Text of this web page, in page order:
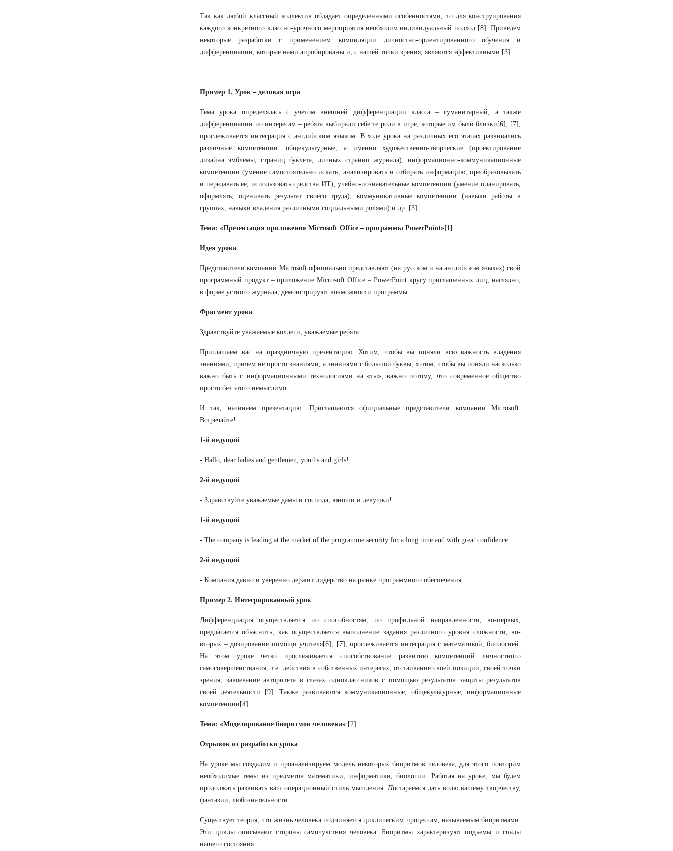
Так как любой классный коллектив обладает определенными особенностями, то для конструирования
каждого конкретного классно-урочного мероприятия необходим индивидуальный подход [8]. Приведем
некоторые разработки с применением компиляции личностно-ориентированного обучения и
дифференциации, которые нами апробированы и, с нашей точки зрения, являются эффективными [3].
Пример 1. Урок – деловая игра
Тема урока определялась с учетом внешней дифференциации класса – гуманитарный, а также
дифференциации по интересам – ребята выбирали себе те роли в игре, которые им были близки[6]; [7],
прослеживается интеграция с английским языком. В ходе урока на различных его этапах развивались
различные компетенции: общекультурные, а именно художественно-творческие (проектирование
дизайна эмблемы, страниц буклета, личных страниц журнала); информационно-коммуникационные
компетенции (умение самостоятельно искать, анализировать и отбирать информацию, преобразовывать
и передавать ее, использовать средства ИТ); учебно-познавательные компетенции (умение планировать,
оформлять, оценивать результат своего труда); коммуникативные компетенции (навыки работы в
группах, навыки владения различными социальными ролями) и др. [3]
Тема: «Презентация приложения Microsoft Office – программы PowerPoint»[1]
Идея урока
Представители компании Microsoft официально представляют (на русском и на английском языках) свой
программный продукт – приложение Microsoft Office – PowerPoint кругу приглашенных лиц, наглядно,
в форме устного журнала, демонстрируют возможности программы.
Фрагмент урока
Здравствуйте уважаемые коллеги, уважаемые ребята.
Приглашаем вас на праздничную презентацию. Хотим, чтобы вы поняли всю важность владения
знаниями, причем не просто знаниями, а знаниями с большой буквы, хотим, чтобы вы поняли насколько
важно быть с информационными технологиями на «ты», важно потому, что современное общество
просто без этого немыслимо…
И так, начинаем презентацию. Приглашаются официальные представители компании Microsoft.
Встречайте!
1-й ведущий
- Hallo, dear ladies and gentlemen, youths and girls!
2-й ведущий
- Здравствуйте уважаемые дамы и господа, юноши и девушки!
1-й ведущий
- The company is leading at the market of the programme security for a long time and with great confidence.
2-й ведущий
- Компания давно и уверенно держит лидерство на рынке программного обеспечения.
Пример 2. Интегрированный урок
Дифференциация осуществляется по способностям, по профильной направленности, во-первых,
предлагается объяснить, как осуществляется выполнение задания различного уровня сложности, во-
вторых – дозирование помощи учителя[6], [7], прослеживается интеграция с математикой, биологией.
На этом уроке четко прослеживается способствование развитию компетенций личностного
самосовершенствания, т.е. действия в собственных интересах, отстаивание своей позиции, своей точки
зрения, завоевание авторитета в глазах одноклассников с помощью результатов защиты результатов
своей деятельности [9]. Также развиваются коммуникационные, общекультурные, информационные
компетенции[4].
Тема: «Моделирование биоритмов человека» [2]
Отрывок из разработки урока
На уроке мы создадим и проанализируем модель некоторых биоритмов человека, для этого повторим
необходимые темы из предметов математики, информатики, биологии. Работая на уроке, мы будем
продолжать развивать ваш операционный стиль мышления. Постараемся дать волю вашему творчеству,
фантазии, любознательности.
Существует теория, что жизнь человека подчиняется циклическим процессам, называемым биоритмами.
Эти циклы описывают стороны самочувствия человека: Биоритмы характеризуют подъемы и спады
нашего состояния…